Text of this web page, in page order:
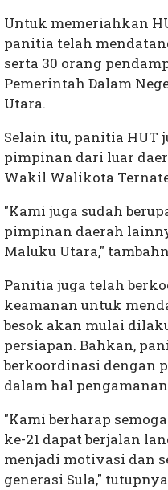
Untuk memeriahkan
panitia telah
serta 30 orang
Pemerintah Dalam
Utara.
Selain itu, panitia HUT
pimpinan dari luar
Wakil Walikota
"Kami juga sudah
pimpinan daerah
Maluku Utara,"
Panitia juga telah
keamanan untuk
besok akan mulai
persiapan. Bahkan,
berkoordinasi dengan
dalam hal
"Kami berharap
ke-21 dapat berjalan
menjadi motivasi dan
generasi Sula,"